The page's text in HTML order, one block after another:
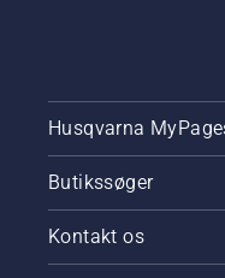
Husqvarna
Butikssøger
Kontakt os